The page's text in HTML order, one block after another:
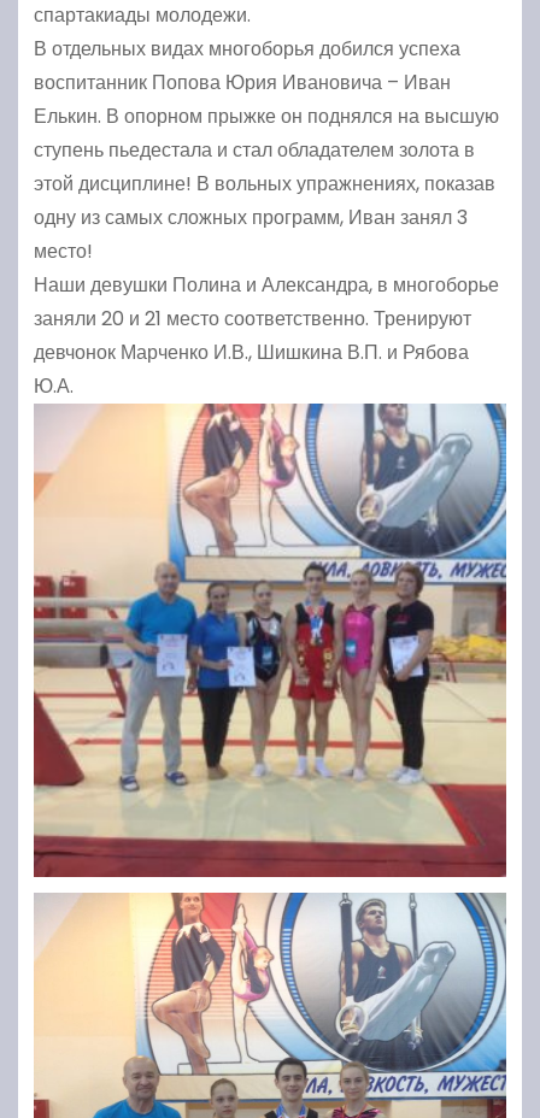
спартакиады молодежи.
В отдельных видах многоборья добился успеха
воспитанник Попова Юрия Ивановича – Иван
Елькин. В опорном прыжке он поднялся на высшую
ступень пьедестала и стал обладателем золота в
этой дисциплине! В вольных упражнениях, показав
одну из самых сложных программ, Иван занял 3
место!
Наши девушки Полина и Александра, в многоборье
заняли 20 и 21 место соответственно. Тренируют
девчонок Марченко И.В., Шишкина В.П. и Рябова
Ю.А.